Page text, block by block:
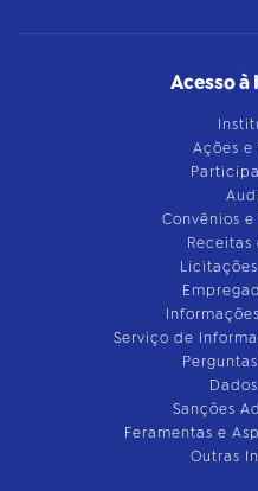
Acesso
Ações e
Convênios
Receitas
Serviço de
Sanções
Feramentas e
Outras